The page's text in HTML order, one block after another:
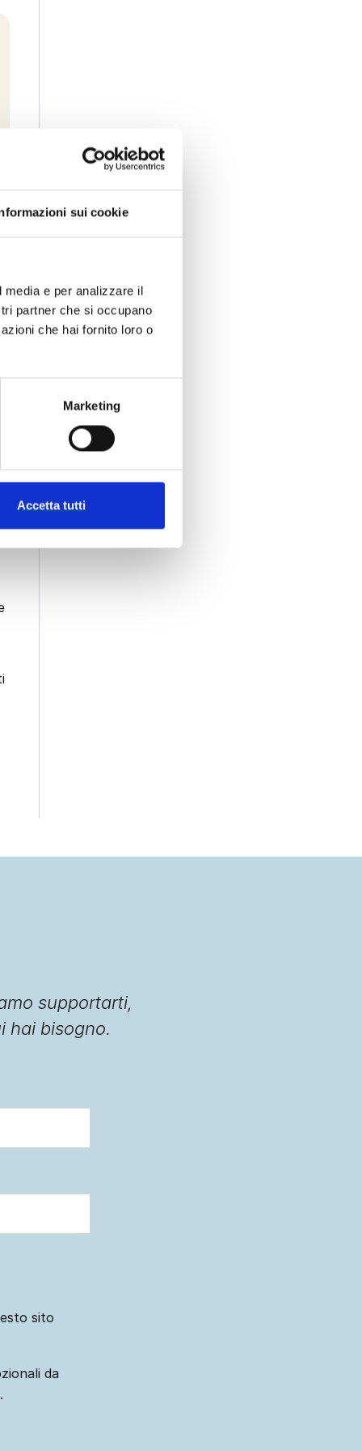
sui cookie
e per analizzare il
partner che si occupano
che hai fornito loro o
Marketing
Accetta tutti
supportarti,
hai bisogno.
sito
da